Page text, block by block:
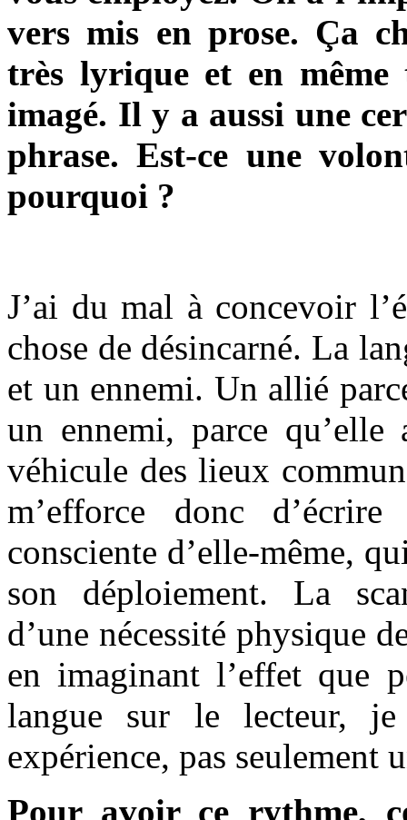
vers mis en prose. Ça
très lyrique et en même
imagé. Il y a aussi une
phrase. Est-ce une
pourquoi ?
J’ai du mal à concevoir
chose de désincarné. La
et un ennemi. Un allié
un ennemi, parce
véhicule des lieux
m’efforce donc
consciente d’elle-même,
son déploiement. La
d’une nécessité physique
en imaginant l’effet que
langue sur le lecteur,
expérience, pas seulement
Pour avoir ce rythme,